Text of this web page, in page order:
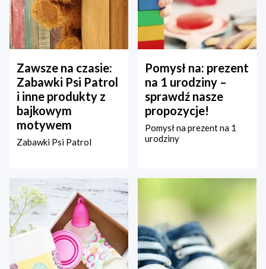
Zawsze na czasie:
Zabawki Psi Patrol
i inne produkty z
bajkowym
motywem
Zabawki Psi Patrol
Pomysł na: prezent
na 1 urodziny –
sprawdź nasze
propozycje!
Pomysł na prezent na 1
urodziny